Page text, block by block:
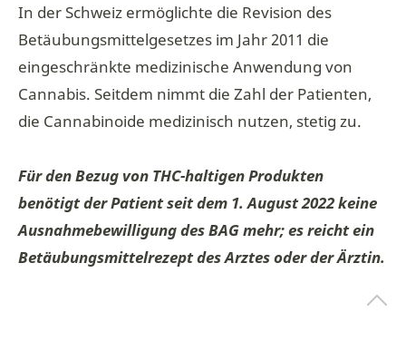
In der Schweiz ermöglichte die Revision des
Betäubungsmittelgesetzes im Jahr 2011 die
eingeschränkte medizinische Anwendung von
Cannabis. Seitdem nimmt die Zahl der Patienten,
die Cannabinoide medizinisch nutzen, stetig zu.
Für den Bezug von THC-haltigen Produkten
benötigt der Patient seit dem 1. August 2022 keine
Ausnahmebewilligung des BAG mehr; es reicht ein
Betäubungsmittelrezept des Arztes oder der Ärztin.